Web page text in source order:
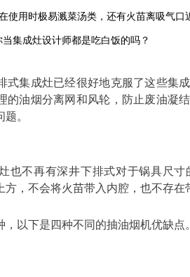
使用时极易溅菜汤类，还有火苗离吸气口
集成灶设计师都是吃白饭的吗？
式集成灶已经很好地克服了这些集
的油烟分离网和风轮，防止废油凝
。
也不再有深井下排式对于锅具尺
，不会将火苗带入内腔，也不存在
以下是四种不同的抽油烟机优缺点。